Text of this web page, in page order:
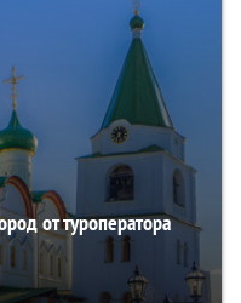
от туроператора